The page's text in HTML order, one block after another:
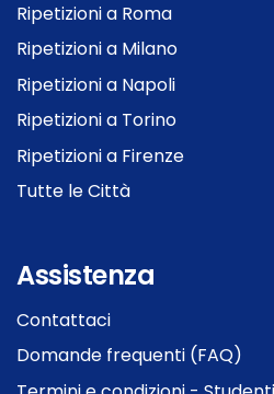
Ripetizioni a Roma
Ripetizioni a Milano
Ripetizioni a Napoli
Ripetizioni a Torino
Ripetizioni a Firenze
Tutte le Città
Assistenza
Contattaci
Domande frequenti (FAQ)